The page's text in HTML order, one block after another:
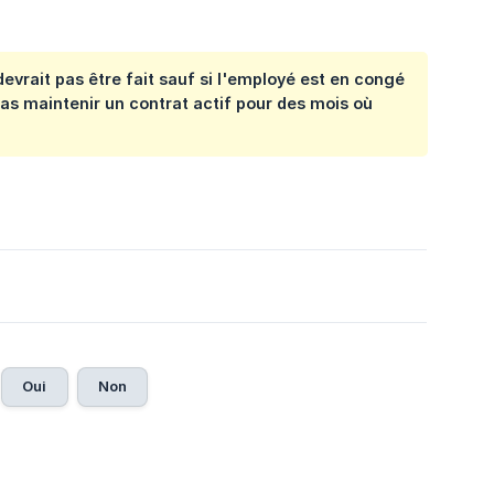
pas être fait sauf si l'employé est en congé
maintenir un contrat actif pour des mois où
Oui Non